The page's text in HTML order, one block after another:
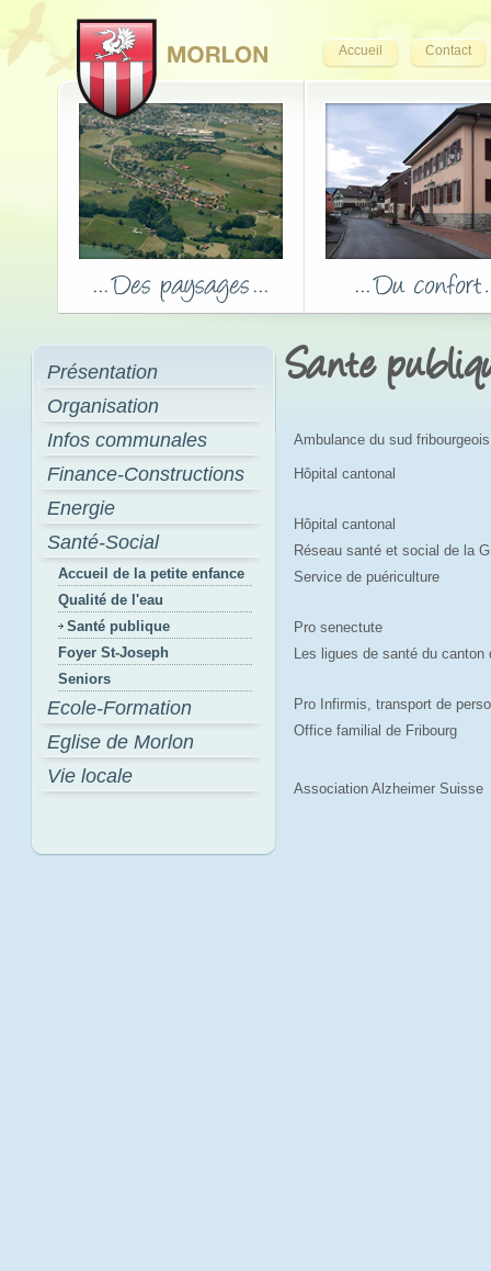
Accueil Contact
Présentation
Organisation
Infos communales
Finance-Constructions
Energie
Santé-Social
Accueil de la petite enfance
Qualité de l'eau
Santé publique
Foyer St-Joseph
Seniors
Ecole-Formation
Eglise de Morlon
Vie locale
Sante
Ambulance du sud fribourgeois
Hôpital cantonal
Hôpital cantonal
Réseau santé et social de la
Service de puériculture
Pro senectute
Les ligues de santé du canton
Pro Infirmis, transport de
Office familial de Fribourg
Association Alzheimer Suisse